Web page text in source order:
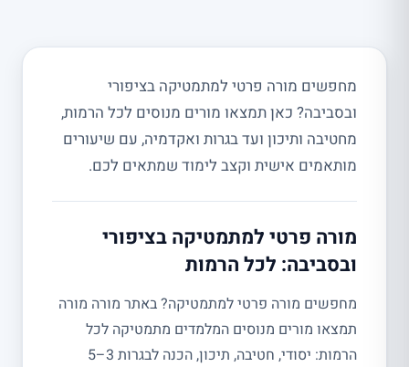
מחפשים מורה פרטי למתמטיקה בציפורי
ובסביבה? כאן תמצאו מורים מנוסים לכל הרמות,
מחטיבה ותיכון ועד בגרות ואקדמיה, עם שיעורים
מותאמים אישית וקצב לימוד שמתאים לכם.
מורה פרטי למתמטיקה בציפורי
ובסביבה: לכל הרמות
מחפשים מורה פרטי למתמטיקה? באתר מורה מורה
תמצאו מורים מנוסים המלמדים מתמטיקה לכל
הרמות: יסודי, חטיבה, תיכון, הכנה לבגרות 3–5